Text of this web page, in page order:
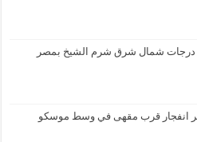
انفجار قرب مقهى في وسط موسكو